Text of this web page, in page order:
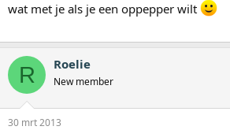
wat met je als je een oppepper wilt
R Roelie
New member
30 mrt 2013